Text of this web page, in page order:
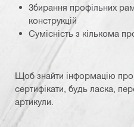
Збирання профільних
конструкцій
Сумісність з кількома
Щоб знайти інформацію про
сертифікати, будь ласка,
артикули.